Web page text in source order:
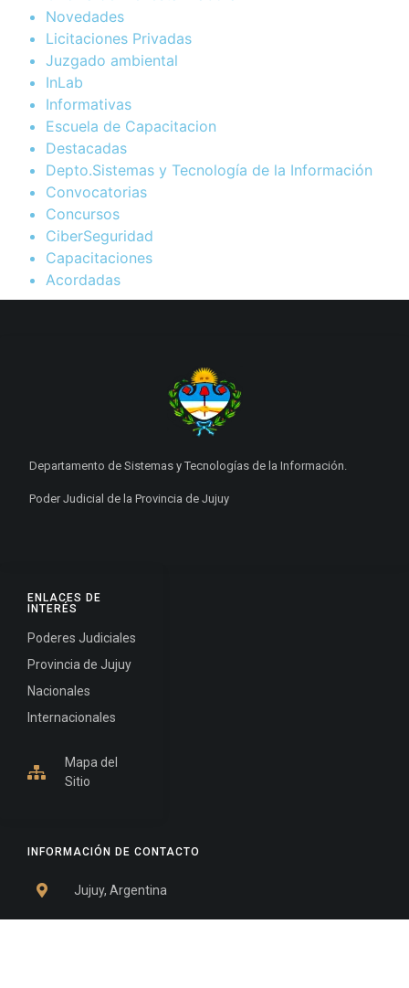
Novedades
Licitaciones Privadas
Juzgado ambiental
InLab
Informativas
Escuela de Capacitacion
Destacadas
Depto.Sistemas y Tecnología de la Información
Convocatorias
Concursos
CiberSeguridad
Capacitaciones
Acordadas
INFORMACIÓN DE CONTACTO
Jujuy, Argentina
ENLACES DE
INTERÉS
Poderes Judiciales
Provincia de Jujuy
Nacionales
Internacionales
Mapa del
Sitio
Departamento de Sistemas y Tecnologías de la Información.
Poder Judicial de la Provincia de Jujuy